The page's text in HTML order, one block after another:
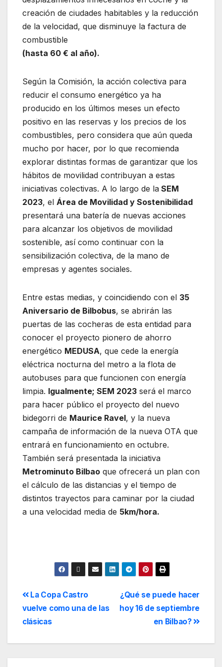
creación de ciudades habitables y la reducción
de la velocidad, que disminuye la factura de
combustible
(hasta 60 € al año).
Según la Comisión, la acción colectiva para
reducir el consumo energético ya ha
producido en los últimos meses un efecto
positivo en las reservas y los precios de los
combustibles, pero considera que aún queda
mucho por hacer, por lo que recomienda
explorar distintas formas de garantizar que los
hábitos de movilidad contribuyan a estas
iniciativas colectivas. A lo largo de la SEM
2023, el Área de Movilidad y Sostenibilidad
presentará una batería de nuevas acciones
para alcanzar los objetivos de movilidad
sostenible, así como continuar con la
sensibilización colectiva, de la mano de
empresas y agentes sociales.
Entre estas medias, y coincidiendo con el 35
Aniversario de Bilbobus, se abrirán las
puertas de las cocheras de esta entidad para
conocer el proyecto pionero de ahorro
energético MEDUSA, que cede la energía
eléctrica nocturna del metro a la flota de
autobuses para que funcionen con energía
limpia. Igualmente; SEM 2023 será el marco
para hacer público el proyecto del nuevo
bidegorri de Maurice Ravel, y la nueva
campaña de información de la nueva OTA que
entrará en funcionamiento en octubre.
También será presentada la iniciativa
Metrominuto Bilbao que ofrecerá un plan con
el cálculo de las distancias y el tiempo de
distintos trayectos para caminar por la ciudad
a una velocidad media de 5km/hora.
¿Qué se puede hacer
hoy 16 de septiembre
en Bilbao?
La Copa Castro
vuelve como una de las
clásicas